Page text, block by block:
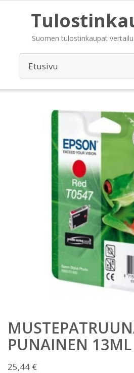
Suomen tulostinkaupat
PUNAINEN 13ML
25,44 €